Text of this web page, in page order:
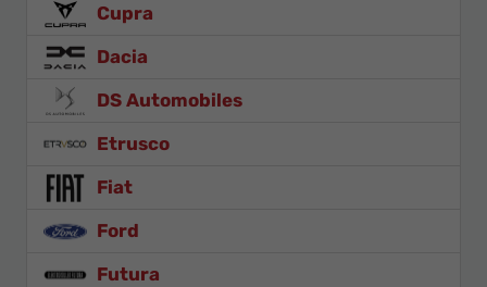
Cupra
Dacia
DS Automobiles
Etrusco
Fiat
Ford
Futura